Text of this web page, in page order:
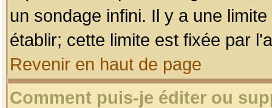
un sondage infini. Il y a une
établir; cette limite est fixée par
Revenir en haut de page
Comment puis-je éditer ou